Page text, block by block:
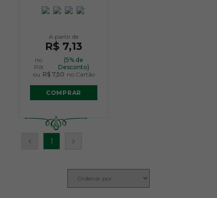
R$ 7,13
no
PIX
(5% de
Desconto)
ou R$ 7,50 no Cartão
COMPRAR
1